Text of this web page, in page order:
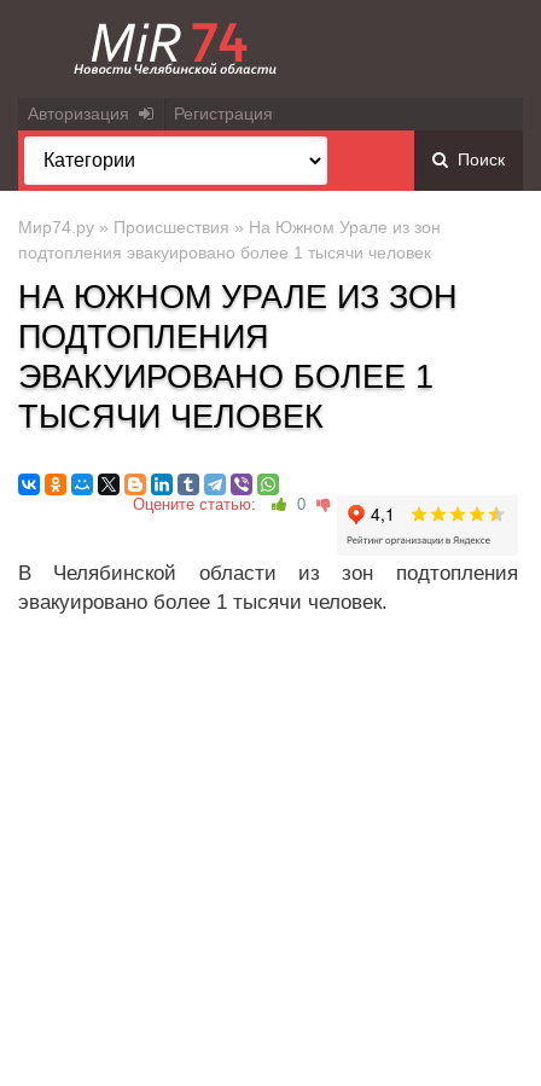
Авторизация Регистрация
Поиск
Мир74.ру » Происшествия » На Южном Урале из зон
подтопления эвакуировано более 1 тысячи человек
НА ЮЖНОМ УРАЛЕ ИЗ ЗОН
ПОДТОПЛЕНИЯ
ЭВАКУИРОВАНО БОЛЕЕ 1
ТЫСЯЧИ ЧЕЛОВЕК
Оцените статью: 0
В Челябинской области из зон подтопления
эвакуировано более 1 тысячи человек.